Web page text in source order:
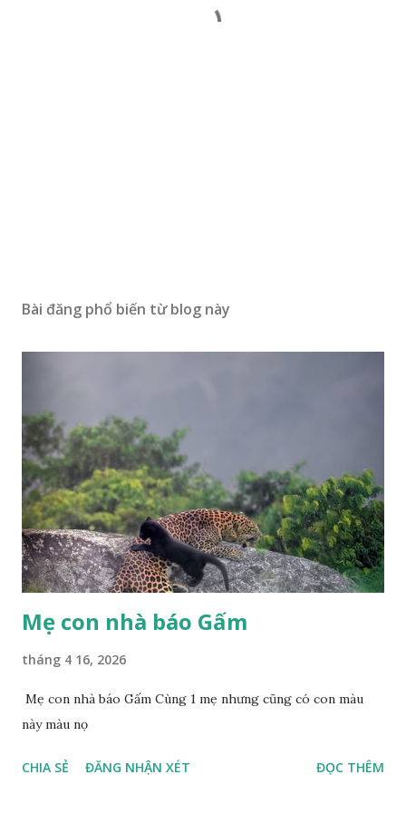
Bài đăng phổ biến từ blog này
Mẹ con nhà báo Gấm
tháng 4 16, 2026
Mẹ con nhà báo Gấm Cùng 1 mẹ nhưng cũng có con màu
này màu nọ
CHIA SẺ ĐĂNG NHẬN XÉT ĐỌC THÊM